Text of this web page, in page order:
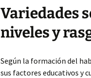
Variedades
niveles y
Según la formación del
sus factores educativos y